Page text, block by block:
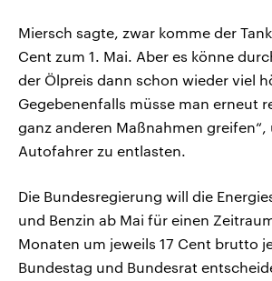
Miersch sagte, zwar komme der
Cent zum 1. Mai. Aber es könne
der Ölpreis dann schon wieder viel
Gegebenenfalls müsse man erneut
ganz anderen Maßnahmen greifen“,
Autofahrer zu entlasten.
Die Bundesregierung will die
und Benzin ab Mai für einen
Monaten um jeweils 17 Cent brutto
Bundestag und Bundesrat